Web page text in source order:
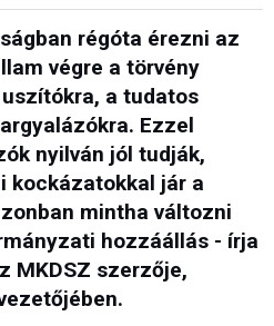
régóta érezni az
végre a törvény
a tudatos
Ezzel
nyilván jól tudják,
kockázatokkal jár a
mintha változni
hozzáállás - írja
MKDSZ szerzője,